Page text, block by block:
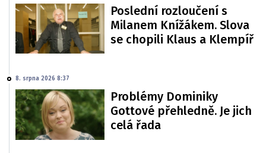
Poslední rozloučení s
Milanem Knížákem. Slova
se chopili Klaus a Klempíř
8. srpna 2026 8:37
Problémy Dominiky
Gottové přehledně. Je jich
celá řada